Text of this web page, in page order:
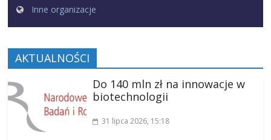
Inne organizacje
AKTUALNOŚCI
Do 140 mln zł na innowacje w
biotechnologii
31 lipca 2026, 15:18